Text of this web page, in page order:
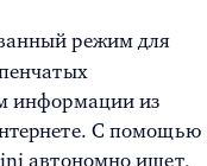
режим для
информации из
С помощью
автономно ищет,